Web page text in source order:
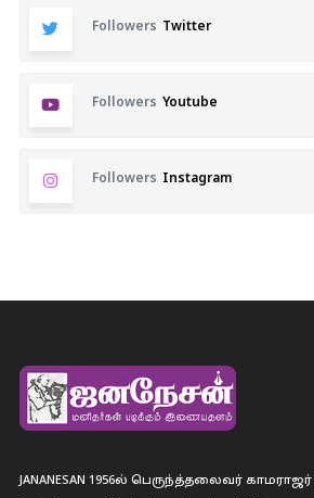
Followers Twitter
Followers Youtube
Followers Instagram
JANANESAN 1956ல் பெருந்த்தலைவர்